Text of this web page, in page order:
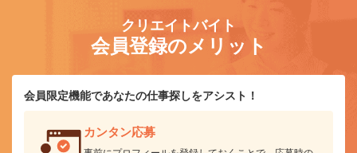
クリエイトバイト
会員登録のメリット
会員限定機能であなたの仕事探しをアシスト！
カンタン応募